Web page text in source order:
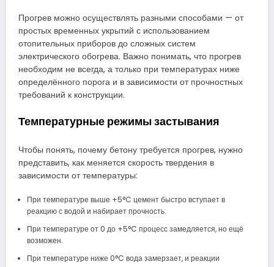
Прогрев можно осуществлять разными способами — от
простых временных укрытий с использованием
отопительных приборов до сложных систем
электрического обогрева. Важно понимать, что прогрев
необходим не всегда, а только при температурах ниже
определённого порога и в зависимости от прочностных
требований к конструкции.
Температурные режимы застывания
Чтобы понять, почему бетону требуется прогрев, нужно
представить, как меняется скорость твердения в
зависимости от температуры:
При температуре выше +5°C цемент быстро вступает в
реакцию с водой и набирает прочность.
При температуре от 0 до +5°C процесс замедляется, но ещё
возможен.
При температуре ниже 0°C вода замерзает, и реакции